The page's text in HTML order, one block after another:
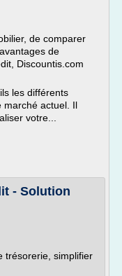
de comparer
de
Discountis.com
les différents
marché actuel. Il
votre...
- Solution
trésorerie, simplifier